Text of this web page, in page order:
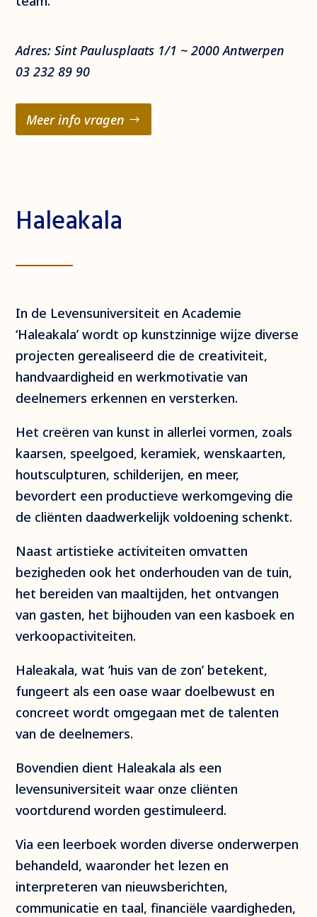
Adres: Sint Paulusplaats 1/1 ~ 2000 Antwerpen
03 232 89 90
Meer info vragen
Haleakala
In de Levensuniversiteit en Academie
‘Haleakala’ wordt op kunstzinnige wijze diverse
projecten gerealiseerd die de creativiteit,
handvaardigheid en werkmotivatie van
deelnemers erkennen en versterken.
Het creëren van kunst in allerlei vormen, zoals
kaarsen, speelgoed, keramiek, wenskaarten,
houtsculpturen, schilderijen, en meer,
bevordert een productieve werkomgeving die
de cliënten daadwerkelijk voldoening schenkt.
Naast artistieke activiteiten omvatten
bezigheden ook het onderhouden van de tuin,
het bereiden van maaltijden, het ontvangen
van gasten, het bijhouden van een kasboek en
verkoopactiviteiten.
Haleakala, wat ‘huis van de zon’ betekent,
fungeert als een oase waar doelbewust en
concreet wordt omgegaan met de talenten
van de deelnemers.
Bovendien dient Haleakala als een
levensuniversiteit waar onze cliënten
voortdurend worden gestimuleerd.
Via een leerboek worden diverse onderwerpen
behandeld, waaronder het lezen en
interpreteren van nieuwsberichten,
communicatie en taal, financiële vaardigheden,